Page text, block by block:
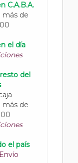
C.A.B.A.
más de
el día
del
más de
el país